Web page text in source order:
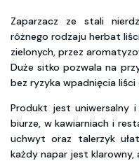
Zaparzacz ze stali
różnego rodzaju herbat
zielonych, przez
Duże sitko pozwala na
bez ryzyka wpadnięcia liści
Produkt jest uniwersalny
biurze, w kawiarniach i
uchwyt oraz talerzyk
każdy napar jest